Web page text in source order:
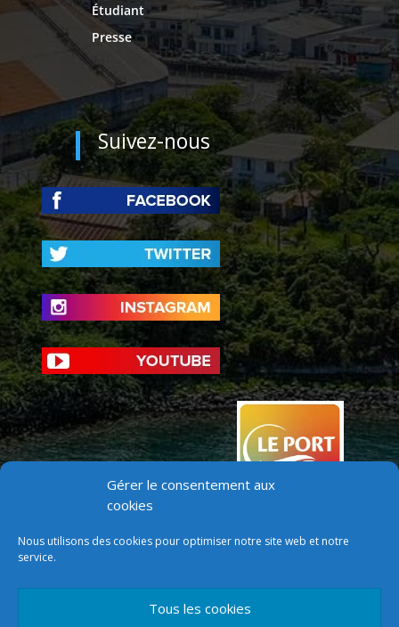
Gérer le consentement aux
cookies
Nous utilisons des cookies pour optimiser notre site web et notre
service.
Tous les cookies
Étudiant
Presse
Suivez-nous